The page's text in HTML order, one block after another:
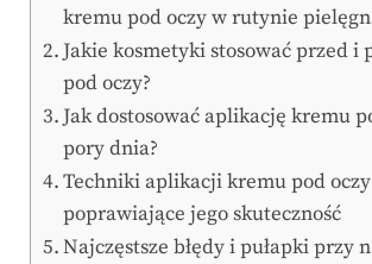
kremu pod oczy w rutynie
Jakie kosmetyki stosować przed i
pod oczy?
Jak dostosować aplikację kremu
pory dnia?
Techniki aplikacji kremu pod oczy
poprawiające jego skuteczność
Najczęstsze błędy i pułapki przy